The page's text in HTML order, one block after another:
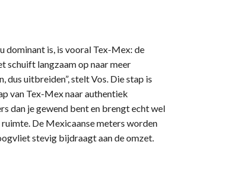
dominant is, is vooral Tex-Mex: de
schuift langzaam op naar meer
dus uitbreiden”, stelt Vos. Die stap is
van Tex-Mex naar authentiek
dan je gewend bent en brengt echt wel
De Mexicaanse meters worden
stevig bijdraagt aan de omzet.